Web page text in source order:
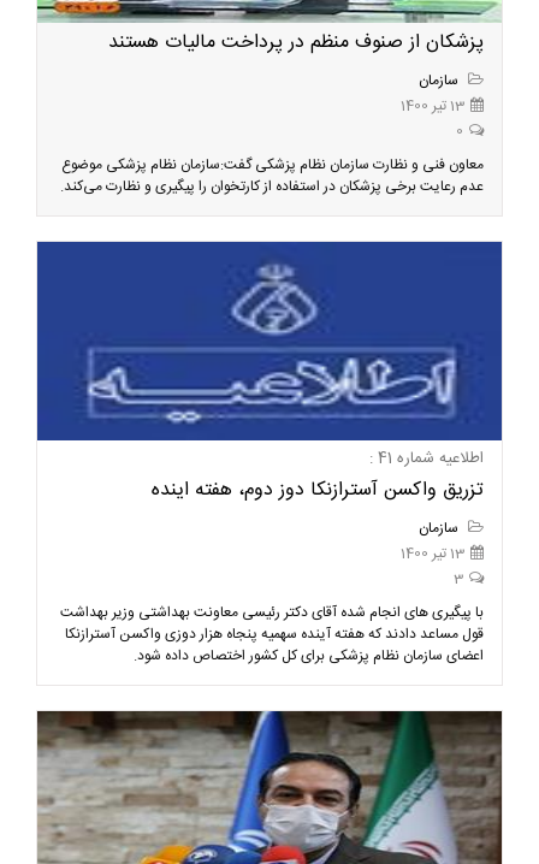
پزشکان از صنوف منظم در پرداخت مالیات هستند
سازمان
13 تیر 1400
0
معاون فنی و نظارت سازمان نظام پزشکی گفت:سازمان نظام پزشکی موضوع
عدم رعایت برخی پزشکان در استفاده از کارتخوان را پیگیری و نظارت می‌کند.
اطلاعیه شماره 41 :
تزریق واکسن آسترازنکا دوز دوم، هفته اینده
سازمان
13 تیر 1400
3
با پیگیری های انجام شده آقای دکتر رئیسی معاونت بهداشتی وزیر بهداشت
قول مساعد دادند که هفته آینده سهمیه پنجاه هزار دوزی واکسن آسترازنکا
اعضای سازمان نظام پزشکی برای کل کشور اختصاص داده شود.